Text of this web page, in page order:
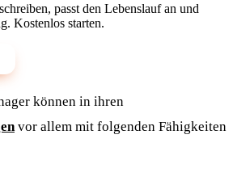
passt den Lebenslauf an und
Kostenlos starten.
können in ihren
vor allem mit folgenden Fähigkeiten